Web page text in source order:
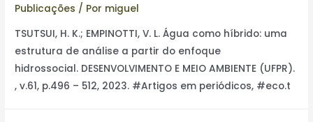
Publicações / Por miguel
TSUTSUI, H. K.; EMPINOTTI, V. L. Água como híbrido: uma
estrutura de análise a partir do enfoque
hidrossocial. DESENVOLVIMENTO E MEIO AMBIENTE (UFPR).
, v.61, p.496 – 512, 2023. #Artigos em periódicos, #eco.t